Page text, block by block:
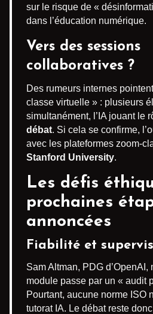
sur le risque de «
dans l’éducation numérique.
Vers des sessions
collaboratives ?
Des rumeurs internes
classe virtuelle » : plusieurs
simultanément, l’IA jouant le
débat. Si cela se confirme,
avec les plateformes zoom-
Stanford University.
Les défis
prochaines
annoncées
Fiabilité et
Sam Altman, PDG
module passe par un « audit
Pourtant, aucune norme ISO
tutorat IA. Le débat reste